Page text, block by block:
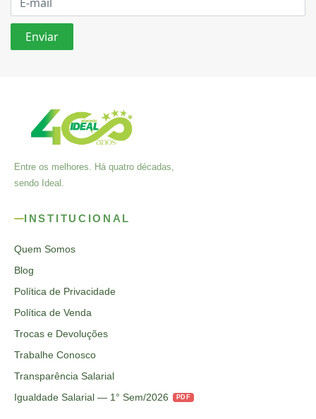
Entre os melhores. Há quatro décadas,
sendo Ideal.
INSTITUCIONAL
Quem Somos
Blog
Política de Privacidade
Política de Venda
Trocas e Devoluções
Trabalhe Conosco
Transparência Salarial
Igualdade Salarial — 1° Sem/2026
PDF